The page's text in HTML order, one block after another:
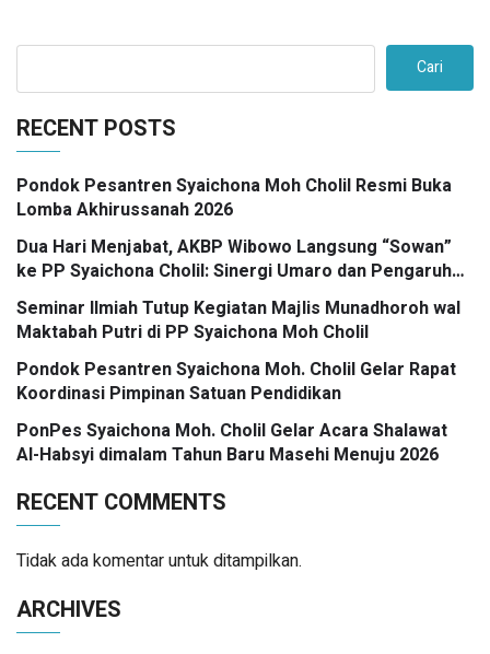
Cari
RECENT POSTS
Pondok Pesantren Syaichona Moh Cholil Resmi Buka
Lomba Akhirussanah 2026
Dua Hari Menjabat, AKBP Wibowo Langsung “Sowan”
ke PP Syaichona Cholil: Sinergi Umaro dan Pengaruh
Tokoh Pesantren Kunci Bangkalan Madani
Seminar Ilmiah Tutup Kegiatan Majlis Munadhoroh wal
Maktabah Putri di PP Syaichona Moh Cholil
Pondok Pesantren Syaichona Moh. Cholil Gelar Rapat
Koordinasi Pimpinan Satuan Pendidikan
PonPes Syaichona Moh. Cholil Gelar Acara Shalawat
Al-Habsyi dimalam Tahun Baru Masehi Menuju 2026
RECENT COMMENTS
Tidak ada komentar untuk ditampilkan.
ARCHIVES